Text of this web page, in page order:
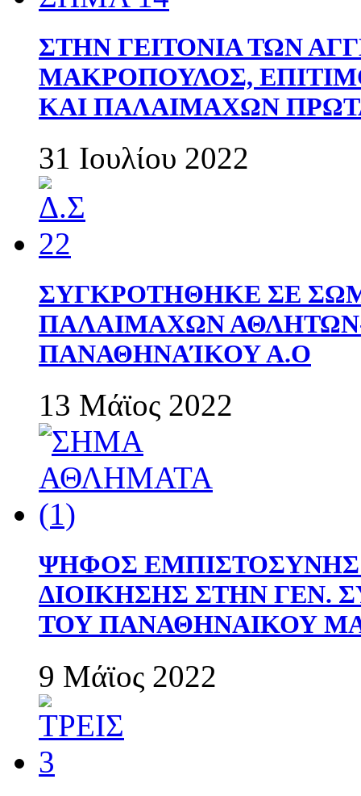
ΣΤΗΝ ΓΕΙΤΟΝΙΑ ΤΩΝ
ΜΑΚΡΟΠΟΥΛΟΣ,
ΚΑΙ ΠΑΛΑΙΜΑΧΩΝ
31 Ιουλίου 2022
ΣΥΓΚΡΟΤΗΘΗΚΕ ΣΕ
ΠΑΛΑΙΜΑΧΩΝ
ΠΑΝΑΘΗΝΑΊΚΟΥ Α.Ο
13 Μάϊος 2022
ΨΗΦΟΣ
ΔΙΟΙΚΗΣΗΣ ΣΤΗΝ ΓΕΝ.
ΤΟΥ ΠΑΝΑΘΗΝΑΙΚΟΥ
9 Μάϊος 2022